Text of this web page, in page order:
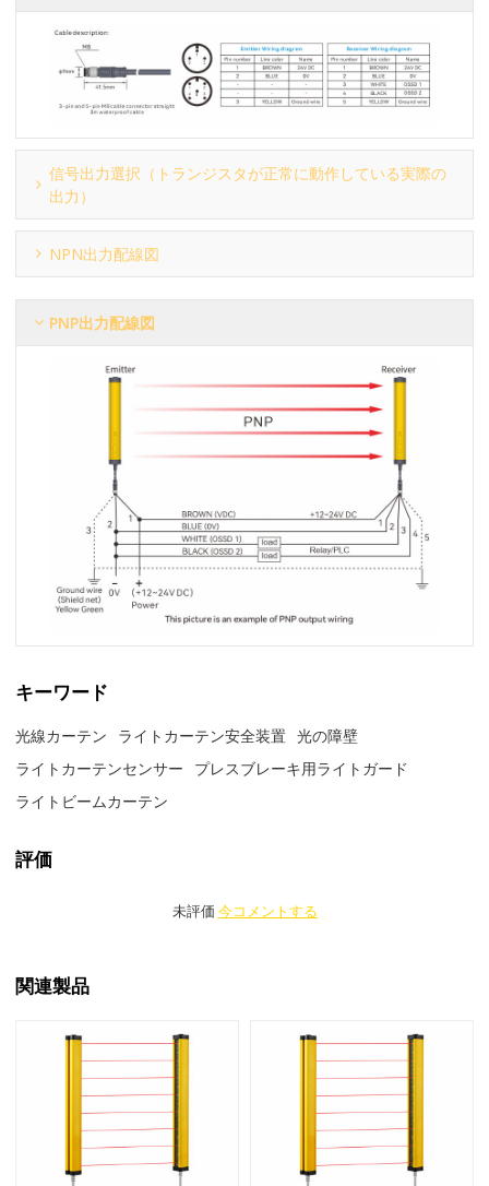
信号出力選択（トランジスタが正常に動作している実際の
出力）
NPN出力配線図
PNP出力配線図
キーワード
光線カーテン ライトカーテン安全装置 光の障壁
ライトカーテンセンサー
プレスブレーキ用ライトガード
ライトビームカーテン
評価
未評価 今コメントする
関連製品